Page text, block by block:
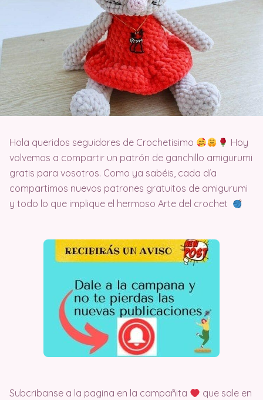
Hola queridos seguidores de Crochetisimo
Hoy
volvemos a compartir un patrón de ganchillo amigurumi
gratis para vosotros. Como ya sabéis, cada día
compartimos nuevos patrones gratuitos de amigurumi
y todo lo que implique el hermoso Arte del crochet
Subcribanse a la pagina en la campañita
que sale en